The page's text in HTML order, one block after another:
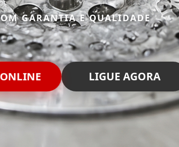
GARANTIA E QUALIDADE
LIGUE AGORA